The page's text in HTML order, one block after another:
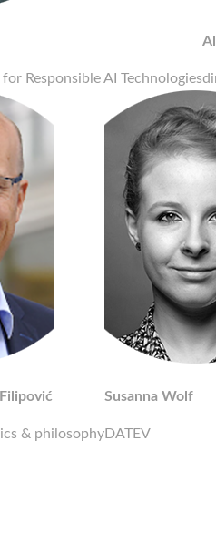
Responsible AI Technologies
& philosophy
Susanna Wolf
DATEV